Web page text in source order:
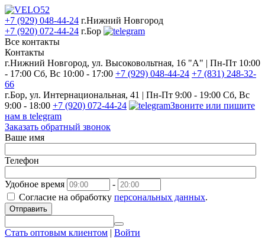
+7 (929) 048-44-24 г.Нижний Новгород
+7 (920) 072-44-24 г.Бор
Все контакты
Контакты
г.Нижний Новгород, ул. Высоковольтная, 16 "А" | Пн-Пт 10:00
- 17:00 Сб, Вс 10:00 - 17:00 +7 (929) 048-44-24 +7 (831) 248-32-
66
г.Бор, ул. Интернациональная, 41 | Пн-Пт 9:00 - 19:00 Сб, Вс
9:00 - 18:00 +7 (920) 072-44-24
Звоните или пишите
нам в telegram
Заказать обратный звонок
Ваше имя
Телефон
Удобное время
-
Согласие на обработку персональных данных.
Отправить
Стать оптовым клиентом | Войти